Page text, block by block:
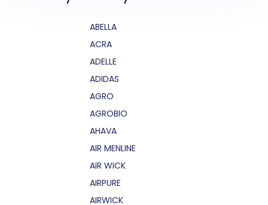
ABELLA
ACRA
ADELLE
ADIDAS
AGRO
AGROBIO
AHAVA
AIR MENLINE
AIR WICK
AIRPURE
AIRWICK